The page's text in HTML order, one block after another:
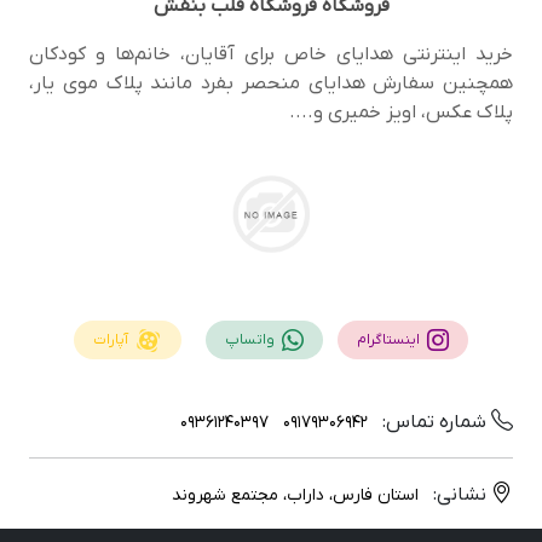
فروشگاهفروشگاه قلب بنفش
خرید اینترنتی هدایای خاص برای آقایان، خانم‌ها و کودکان
همچنین سفارش هدایای منحصر‌ بفرد مانند پلاک موی یار،
پلاک عکس، اویز خمیری و....
اینستاگرام واتساپ آپارات
شماره تماس: 09179306942
09361240397
نشانی: استان فارس، داراب، مجتمع شهروند